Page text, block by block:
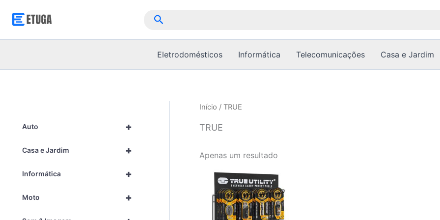
Pesquisar
Eletrodomésticos Informática Telecomunicações Casa e Jardim
+
Auto
+
Casa e Jardim
+
Informática
+
Moto
Início / TRUE
TRUE
Apenas um resultado